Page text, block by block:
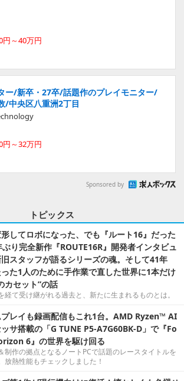
円～40万円
ー/新卒・27卒/話題作のプレイモニター/
/中央区八重洲2丁目
円～32万円
Sponsored by
トピックス
してロボになった、でも『ルート16』だった
り完全新作『ROUTE16R』開発者インタビュ
スタッフが語るシリーズの魂。そして41年
た1人のために手作業で直した世界に1本だけ
カセット”の話
経て受け継がれる過去と、新たに生まれるものとは。
レイも録画配信もこれ1台。AMD Ryzen™ AI
サ搭載の「G TUNE P5-A7G60BK-D」で『Fo
6』の世界を駆け回る
制作の拠点となるノートPCで話題のレースタイトルを
放熱性能もチェックしました！